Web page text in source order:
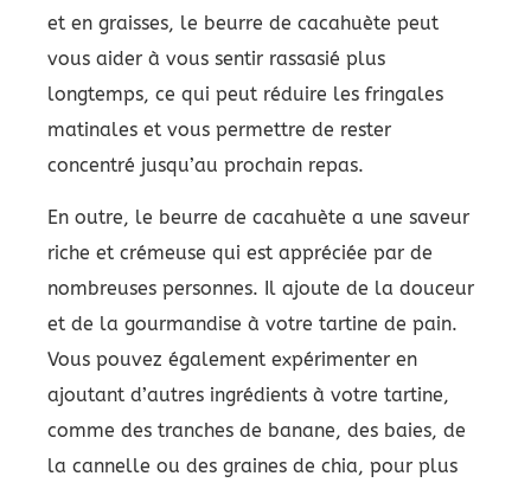
et en graisses, le beurre de cacahuète peut
vous aider à vous sentir rassasié plus
longtemps, ce qui peut réduire les fringales
matinales et vous permettre de rester
concentré jusqu’au prochain repas.
En outre, le beurre de cacahuète a une saveur
riche et crémeuse qui est appréciée par de
nombreuses personnes. Il ajoute de la douceur
et de la gourmandise à votre tartine de pain.
Vous pouvez également expérimenter en
ajoutant d’autres ingrédients à votre tartine,
comme des tranches de banane, des baies, de
la cannelle ou des graines de chia, pour plus